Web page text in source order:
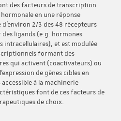
des facteurs de transcription
en une réponse
2/3 des 48 récepteurs
ligands (e.g. hormones
intracellulaires), et est modulée
formant des
qui activent (coactivateurs) ou
de gènes cibles en
accessible à la machinerie
font de ces facteurs de
de choix.